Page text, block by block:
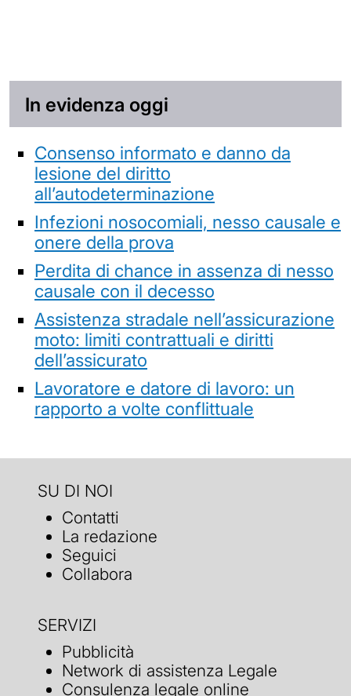
In evidenza oggi
Consenso informato e danno da
lesione del diritto
all’autodeterminazione
Infezioni nosocomiali, nesso causale e
onere della prova
Perdita di chance in assenza di nesso
causale con il decesso
Assistenza stradale nell’assicurazione
moto: limiti contrattuali e diritti
dell’assicurato
Lavoratore e datore di lavoro: un
rapporto a volte conflittuale
SU DI NOI
Contatti
La redazione
Seguici
Collabora
SERVIZI
Pubblicità
Network di assistenza Legale
Consulenza legale online